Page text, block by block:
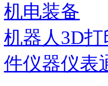
机电装备
机器人3D打
件仪器仪表